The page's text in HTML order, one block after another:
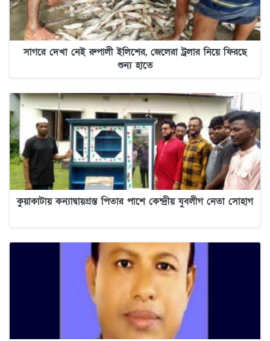
সাগরে দেখা নেই রুপালী ইলিশের, জেলেরা ট্রলার নিয়ে ফিরছে
শুন্য হাতে
কুয়াকাটায় কন্যাদ্বায়গ্রস্ত পিতার পাশে কেন্দ্রীয় যুবলীগ নেতা সোহাগ